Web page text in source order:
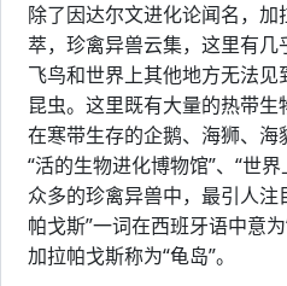
除了因达尔文进化论闻名，
萃，珍禽异兽云集，这里有
飞鸟和世界上其他地方无法
昆虫。这里既有大量的热带
在寒带生存的企鹅、海狮、
“活的生物进化博物馆”、“世
众多的珍禽异兽中，最引人注
帕戈斯”一词在西班牙语中意
加拉帕戈斯称为“龟岛”。